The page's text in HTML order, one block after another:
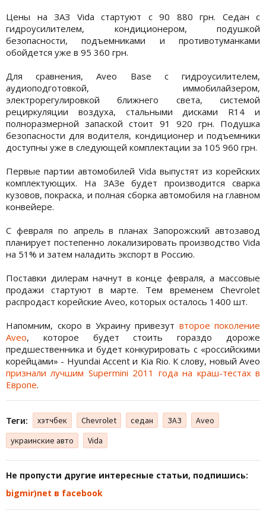
Цены на ЗАЗ Vida стартуют с 90 880 грн. Седан с
гидроусилителем, кондиционером, подушкой
безопасности, подъемниками и противотуманками
обойдется уже в 95 360 грн.
Для сравнения, Aveo Base с гидроусилителем,
аудиоподготовкой, иммобилайзером,
электрорегулировкой ближнего света, системой
рециркуляции воздуха, стальными дисками R14 и
полноразмерной запаской стоит 91 920 грн. Подушка
безопасности для водителя, кондиционер и подъемники
доступны уже в следующей комплектации за 105 960 грн.
Первые партии автомобилей Vida выпустят из корейских
комплектующих. На ЗАЗе будет производится сварка
кузовов, покраска, и полная сборка автомобиля на главном
конвейере.
С февраля по апрель в планах Запорожский автозавод
планирует постепенно локализировать производство Vida
на 51% и затем наладить экспорт в Россию.
Поставки дилерам начнут в конце февраля, а массовые
продажи стартуют в марте. Тем временем Chevrolet
распродаст корейские Aveo, которых осталось 1400 шт.
Напомним, скоро в Украину привезут второе поколение
Aveo, которое будет стоить гораздо дороже
предшественника и будет конкурировать с «российскими
корейцами» - Hyundai Accent и Kia Rio. К слову, новый Aveo
признали лучшим Supermini 2011 года на краш-тестах в
Европе.
Теги: хэтчбек Chevrolet седан ЗАЗ
Aveo
украинские авто
Vida
Не пропусти другие интересные статьи, подпишись:
bigmir)net в facebook